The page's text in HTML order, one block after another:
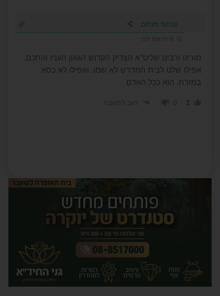
פנחס מנחם
מורינו ורבינו שליט"א הצדיק הקדוש הגאון העניו והחכם.
אפילו שלט לבית המדרש לא שמו. ואפילו לא כסא
במזרח. הוא ככל האדם
2